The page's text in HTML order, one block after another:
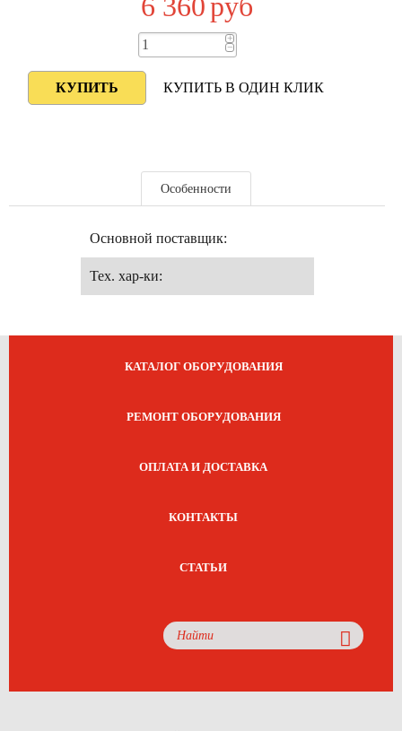
+
−
КУПИТЬ В ОДИН КЛИК
Особенности
Основной поставщик:
Тех. хар-ки:
КАТАЛОГ ОБОРУДОВАНИЯ
РЕМОНТ ОБОРУДОВАНИЯ
ОПЛАТА И ДОСТАВКА
КОНТАКТЫ
СТАТЬИ